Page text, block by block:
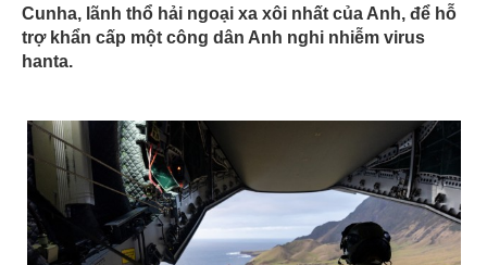
Cunha, lãnh thổ hải ngoại xa xôi nhất của Anh, để hỗ
trợ khẩn cấp một công dân Anh nghi nhiễm virus
hanta.